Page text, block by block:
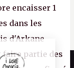
encaisser 1
dans les
d'Arkane
partie des
PC